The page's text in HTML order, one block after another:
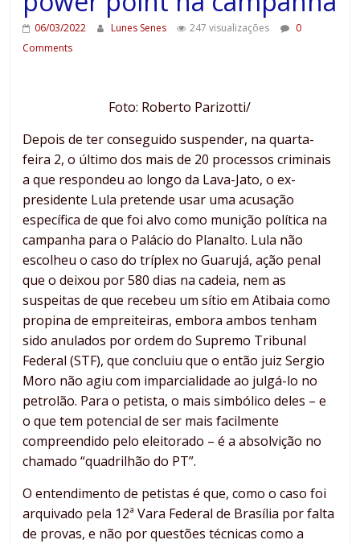
06/03/2022 Lunes Senes 247 visualizações
0
Comments
Foto: Roberto Parizotti/
Depois de ter conseguido suspender, na quarta-
feira 2, o último dos mais de 20 processos criminais
a que respondeu ao longo da Lava-Jato, o ex-
presidente Lula pretende usar uma acusação
específica de que foi alvo como munição política na
campanha para o Palácio do Planalto. Lula não
escolheu o caso do tríplex no Guarujá, ação penal
que o deixou por 580 dias na cadeia, nem as
suspeitas de que recebeu um sítio em Atibaia como
propina de empreiteiras, embora ambos tenham
sido anulados por ordem do Supremo Tribunal
Federal (STF), que concluiu que o então juiz Sergio
Moro não agiu com imparcialidade ao julgá-lo no
petrolão. Para o petista, o mais simbólico deles – e
o que tem potencial de ser mais facilmente
compreendido pelo eleitorado – é a absolvição no
chamado “quadrilhão do PT”.
O entendimento de petistas é que, como o caso foi
arquivado pela 12ª Vara Federal de Brasília por falta
de provas, e não por questões técnicas como a